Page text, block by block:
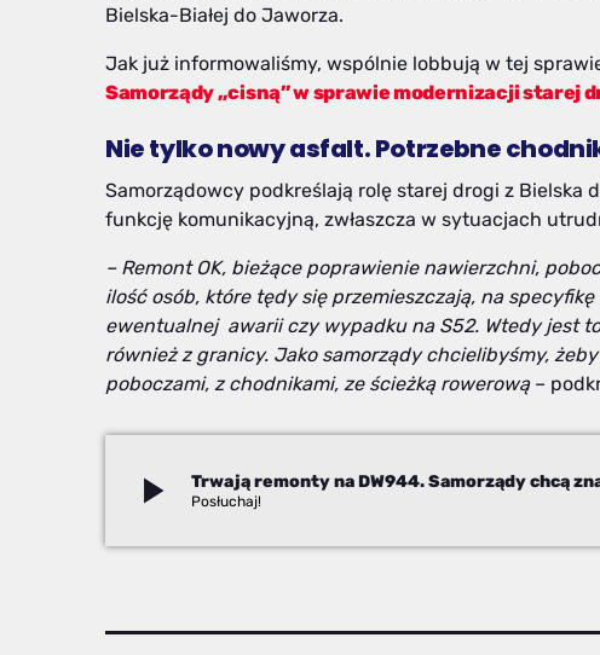
Bielska-Białej do Jaworza.
Jak już informowaliśmy, wspólnie lobbują w tej
Samorządy „cisną” w sprawie modernizacji starej
Nie tylko nowy asfalt. Potrzebne
Samorządowcy podkreślają rolę starej drogi z Bielska
funkcję komunikacyjną, zwłaszcza w sytuacjach
– Remont OK, bieżące poprawienie nawierzchni,
ilość osób, które tędy się przemieszczają, na
ewentualnej awarii czy wypadku na S52. Wtedy jest
również z granicy. Jako samorządy chcielibyśmy,
poboczami, z chodnikami, ze ścieżką rowerową–
play_arrow